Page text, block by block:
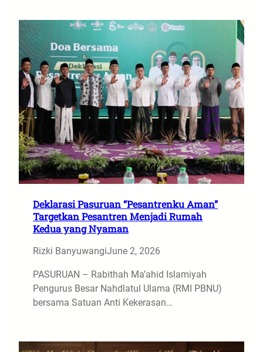
​Deklarasi Pasuruan “Pesantrenku Aman”
Targetkan Pesantren Menjadi Rumah
Kedua yang Nyaman
Rizki BanyuwangiJune 2, 2026
​PASURUAN – Rabithah Ma’ahid Islamiyah
Pengurus Besar Nahdlatul Ulama (RMI PBNU)
bersama Satuan Anti Kekerasan…